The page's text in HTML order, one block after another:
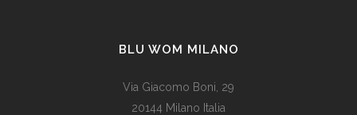
BLU WOM MILANO
Via Giacomo Boni, 29
20144 Milano Italia